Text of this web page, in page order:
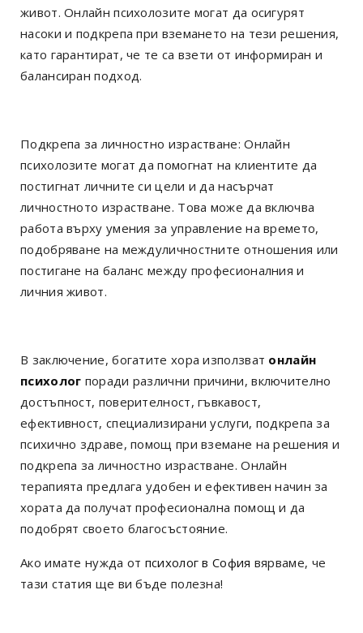
живот. Онлайн психолозите могат да осигурят
насоки и подкрепа при вземането на тези решения,
като гарантират, че те са взети от информиран и
балансиран подход.
Подкрепа за личностно израстване: Онлайн
психолозите могат да помогнат на клиентите да
постигнат личните си цели и да насърчат
личностното израстване. Това може да включва
работа върху умения за управление на времето,
подобряване на междуличностните отношения или
постигане на баланс между професионалния и
личния живот.
В заключение, богатите хора използват онлайн
психолог поради различни причини, включително
достъпност, поверителност, гъвкавост,
ефективност, специализирани услуги, подкрепа за
психично здраве, помощ при вземане на решения и
подкрепа за личностно израстване. Онлайн
терапията предлага удобен и ефективен начин за
хората да получат професионална помощ и да
подобрят своето благосъстояние.
Ако имате нужда от психолог в София вярваме, че
тази статия ще ви бъде полезна!